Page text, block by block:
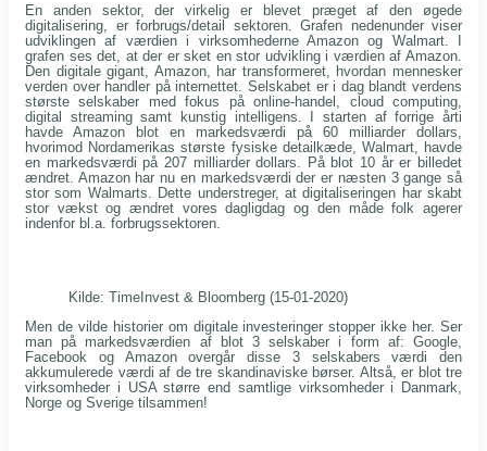
En anden sektor, der virkelig er blevet præget af den øgede
digitalisering, er forbrugs/detail sektoren. Grafen nedenunder viser
udviklingen af værdien i virksomhederne Amazon og Walmart. I
grafen ses det, at der er sket en stor udvikling i værdien af Amazon.
Den digitale gigant, Amazon, har transformeret, hvordan mennesker
verden over handler på internettet. Selskabet er i dag blandt verdens
største selskaber med fokus på online-handel, cloud computing,
digital streaming samt kunstig intelligens. I starten af forrige årti
havde Amazon blot en markedsværdi på 60 milliarder dollars,
hvorimod Nordamerikas største fysiske detailkæde, Walmart, havde
en markedsværdi på 207 milliarder dollars. På blot 10 år er billedet
ændret. Amazon har nu en markedsværdi der er næsten 3 gange så
stor som Walmarts. Dette understreger, at digitaliseringen har skabt
stor vækst og ændret vores dagligdag og den måde folk agerer
indenfor bl.a. forbrugssektoren.
Kilde: TimeInvest & Bloomberg (15-01-2020)
Men de vilde historier om digitale investeringer stopper ikke her. Ser
man på markedsværdien af blot 3 selskaber i form af: Google,
Facebook og Amazon overgår disse 3 selskabers værdi den
akkumulerede værdi af de tre skandinaviske børser. Altså, er blot tre
virksomheder i USA større end samtlige virksomheder i Danmark,
Norge og Sverige tilsammen!